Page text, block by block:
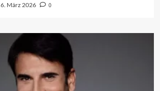
6. März 2026 0